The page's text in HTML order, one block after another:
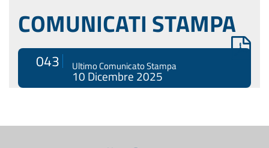
COMUNICATI STAMPA
043 Ultimo Comunicato Stampa
10 Dicembre 2025